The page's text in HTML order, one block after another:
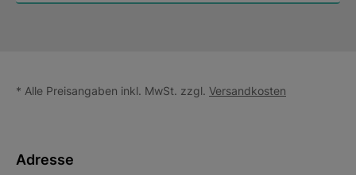
* Alle Preisangaben inkl. MwSt. zzgl. Versandkosten
Adresse